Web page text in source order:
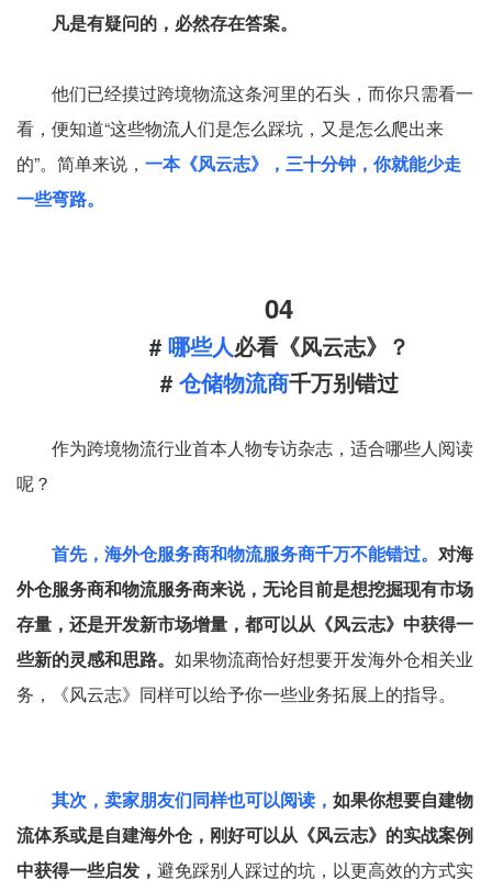
凡是有疑问的，必然存在答案。
他们已经摸过跨境物流这条河里的石头，而你只需看一
看，便知道“这些物流人们是怎么踩坑，又是怎么爬出来
的”。简单来说， 一本《风云志》，三十分钟，你就能少走
一些弯路。
04
# 哪些人必看《风云志》？
# 仓储物流商千万别错过
作为跨境物流行业首本人物专访杂志，适合哪些人阅读
呢？
首先，海外仓服务商和物流服务商千万不能错过。 对海
外仓服务商和物流服务商来说，无论目前是想挖掘现有市场
存量，还是开发新市场增量，都可以从《风云志》中获得一
些新的灵感和思路。 如果物流商恰好想要开发海外仓相关业
务，《风云志》同样可以给予你一些业务拓展上的指导。
其次，卖家朋友们同样也可以阅读， 如果你想要自建物
流体系或是自建海外仓，刚好可以从《风云志》的实战案例
中获得一些启发， 避免踩别人踩过的坑，以更高效的方式实